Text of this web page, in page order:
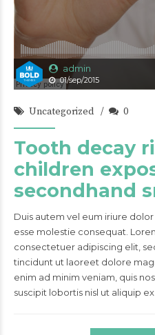
admin
01/sep/2015
Uncategorized 0
Tooth decay
children
secondhand
Duis autem vel eum iriure
esse molestie consequat.
consectetuer adipiscing elit,
tincidunt ut laoreet dolore
enim ad minim veniam, quis
suscipit lobortis nisl ut aliquip